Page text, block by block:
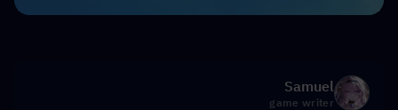
Samuel
game writer